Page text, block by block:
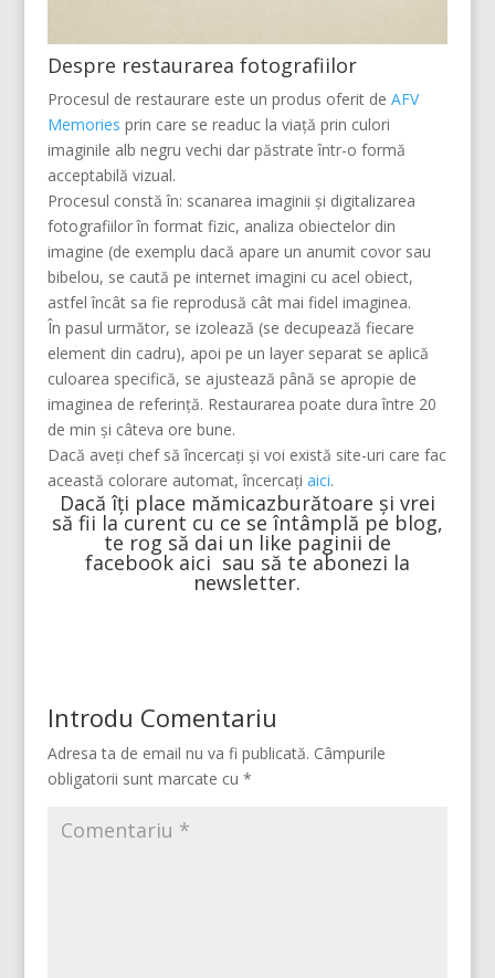
Despre restaurarea fotografiilor
Procesul de restaurare este un produs oferit de AFV
Memories prin care se readuc la viață prin culori
imaginile alb negru vechi dar păstrate într-o formă
acceptabilă vizual.
Procesul constă în: scanarea imaginii și digitalizarea
fotografiilor în format fizic, analiza obiectelor din
imagine (de exemplu dacă apare un anumit covor sau
bibelou, se caută pe internet imagini cu acel obiect,
astfel încât sa fie reprodusă cât mai fidel imaginea.
În pasul următor, se izolează (se decupează fiecare
element din cadru), apoi pe un layer separat se aplică
culoarea specifică, se ajustează până se apropie de
imaginea de referință. Restaurarea poate dura între 20
de min și câteva ore bune.
Dacă aveți chef să încercați și voi există site-uri care fac
această colorare automat, încercați aici.
Dacă îți place mămicazburătoare și vrei
să fii la curent cu ce se întâmplă pe blog,
te rog să dai un like paginii de
facebook aici sau să te abonezi la
newsletter.
Introdu Comentariu
Adresa ta de email nu va fi publicată. Câmpurile
obligatorii sunt marcate cu *